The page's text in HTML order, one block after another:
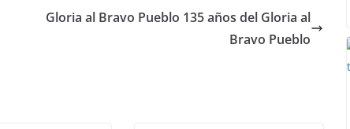
Gloria al Bravo Pueblo 135 años del Gloria al
Bravo Pueblo